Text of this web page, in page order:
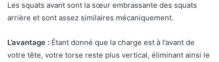
Les squats avant sont la sœur embrassante des squats
arrière et sont assez similaires mécaniquement.
L’avantage : Étant donné que la charge est à l’avant de
votre tête, votre torse reste plus vertical, éliminant ainsi le